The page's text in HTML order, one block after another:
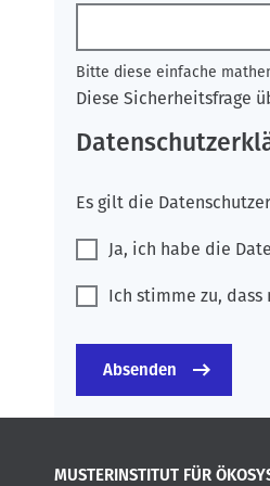
Bitte diese einfache
Diese Sicherheitsfrage
Es gilt die
Ja, ich habe die
Ich stimme zu,
MUSTERINSTITUT FÜR